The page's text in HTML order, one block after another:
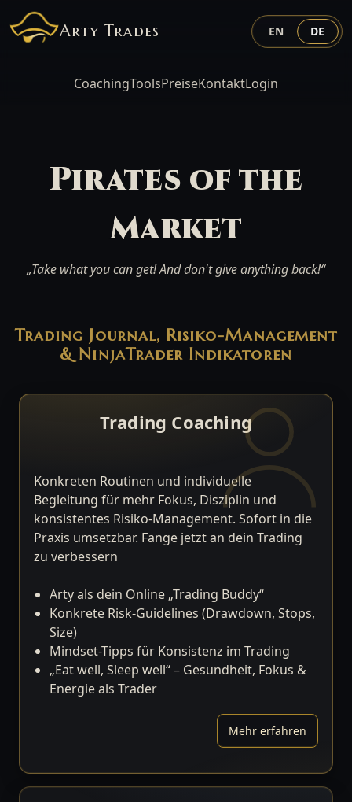
Arty Trades
CoachingToolsPreiseKontaktLogin
EN DE
Pirates of the
Market
„Take what you can get! And don't give anything back!“
Trading Journal, Risiko-Management
& NinjaTrader Indikatoren
Trading Coaching
Konkreten Routinen und individuelle
Begleitung für mehr Fokus, Disziplin und
konsistentes Risiko-Management. Sofort in die
Praxis umsetzbar. Fange jetzt an dein Trading
zu verbessern
Arty als dein Online „Trading Buddy“
Konkrete Risk-Guidelines (Drawdown, Stops,
Size)
Mindset-Tipps für Konsistenz im Trading
„Eat well, Sleep well“ – Gesundheit, Fokus &
Energie als Trader
Mehr erfahren